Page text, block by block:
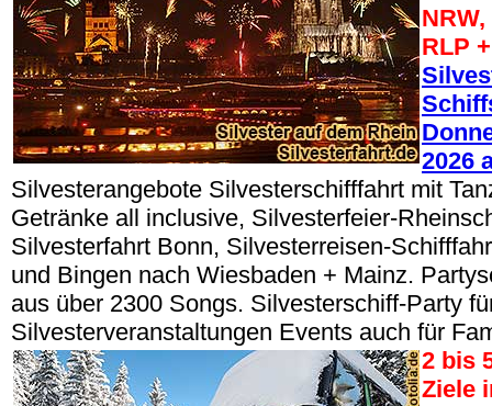
RLP
2026
Silvesterangebote Silvesterschifffahrt mit
Getränke all inclusive, Silvesterfeier-
Silvesterfahrt Bonn, Silvesterreisen-
und Bingen nach Wiesbaden + Mainz.
aus über 2300 Songs. Silvesterschiff-Party
Silvesterveranstaltungen Events auch für
2 bis
Ziele